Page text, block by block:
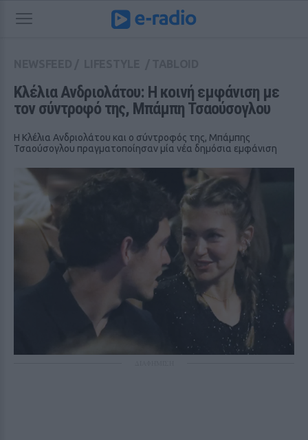
Κλέλια Ανδριολάτου: Η κοινή εμφάνιση με
τον σύντροφό της, Μπάμπη Τσαούσογλου
Η Κλέλια Ανδριολάτου και ο σύντροφός της, Μπάμπης
Τσαούσογλου πραγματοποίησαν μία νέα δημόσια εμφάνιση